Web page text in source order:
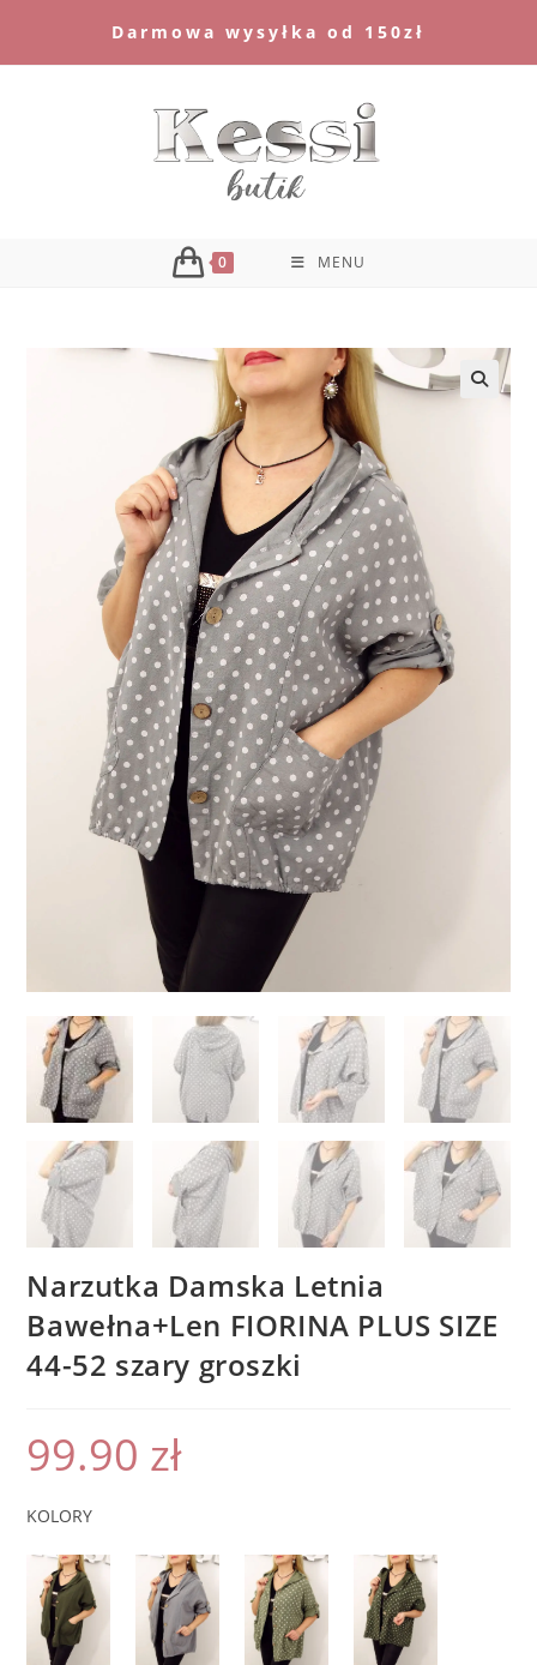
Darmowa wysyłka od 150zł
0 MENU
Narzutka Damska Letnia
Bawełna+Len FIORINA PLUS SIZE
44-52 szary groszki
99.90 zł
KOLORY